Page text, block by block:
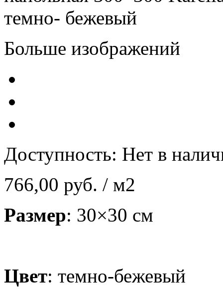
Больше изображений
Доступность: Нет в
766,00 руб. / м2
Размер: 30×30 см
Цвет: темно-бежевый